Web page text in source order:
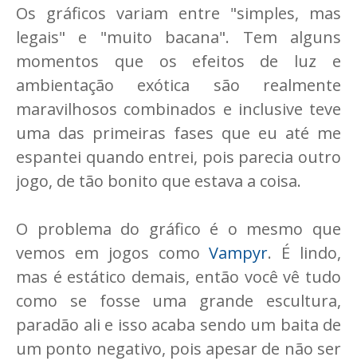
Os gráficos variam entre "simples, mas
legais" e "muito bacana". Tem alguns
momentos que os efeitos de luz e
ambientação exótica são realmente
maravilhosos combinados e inclusive teve
uma das primeiras fases que eu até me
espantei quando entrei, pois parecia outro
jogo, de tão bonito que estava a coisa.
O problema do gráfico é o mesmo que
vemos em jogos comoVampyr. É lindo,
mas é estático demais, então você vê tudo
como se fosse uma grande escultura,
paradão ali e isso acaba sendo um baita de
um ponto negativo, pois apesar de não ser